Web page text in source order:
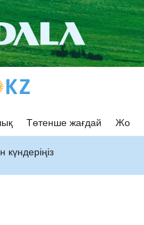
Төтенше жағдай Жол
күндеріңіз